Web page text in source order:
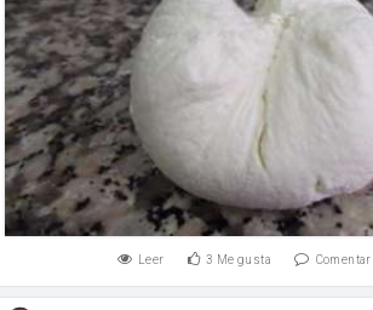
Leer 3 Me gusta Comentar